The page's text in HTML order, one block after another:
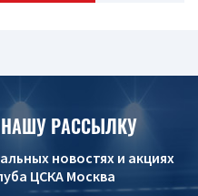
РАССЫЛКУ
новостях и акциях
ЦСКА Москва